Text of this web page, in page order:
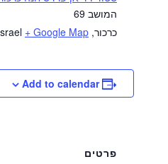
המושב 69
כרכור,
+ Google Map
Add to calendar
פרטים